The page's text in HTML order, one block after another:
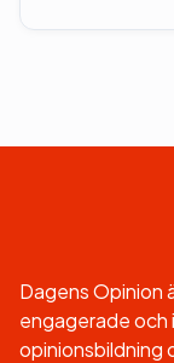
Dagens Opinion
engagerade och
opinionsbildning